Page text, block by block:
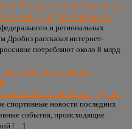
8 млрд литров пива в год
и региональных
рассказал интернет-
потребляют около 8 млрд
пловцов и другие
спортивные новости последних
события, происходящие
[…]